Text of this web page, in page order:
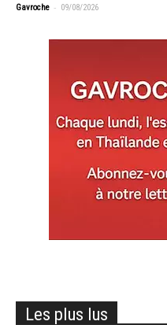
Gavroche - 09/08/2026
Les plus lus